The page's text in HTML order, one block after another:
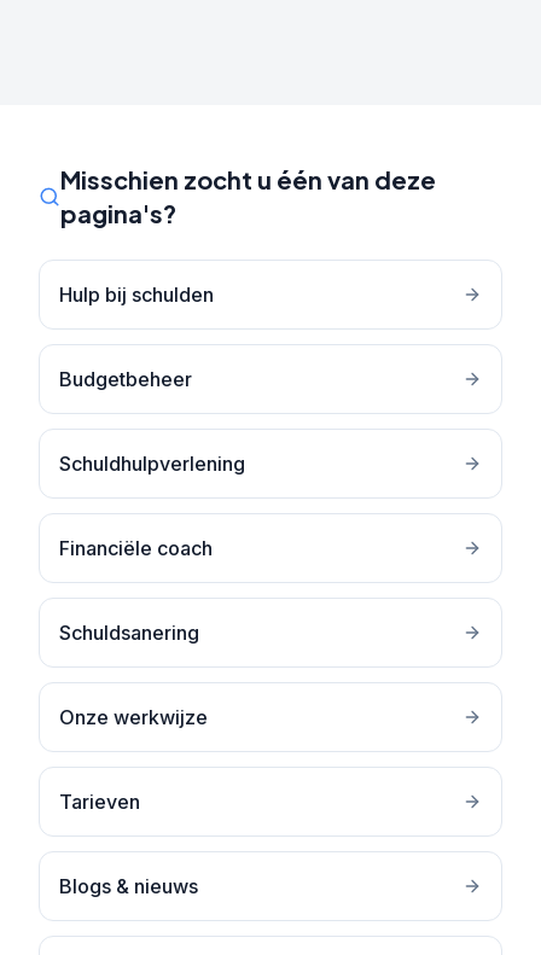
Misschien zocht u één van deze
pagina's?
Hulp bij schulden
Budgetbeheer
Schuldhulpverlening
Financiële coach
Schuldsanering
Onze werkwijze
Tarieven
Blogs & nieuws